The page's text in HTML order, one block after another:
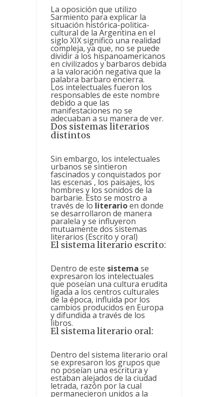
La oposición que utilizo
Sarmiento para explicar la
situación histórica-politica-
cultural de la Argentina en el
siglo XIX significo una realidad
compleja, ya que, no se puede
dividir a los hispanoamericanos
en civilizados y barbaros debida
a la valoración negativa que la
palabra barbaro encierra.
Los intelectuales fueron los
responsables de este nombre
debido a que las
manifestaciones no se
adecuaban a su manera de ver.
Dos sistemas literarios
distintos
Sin embargo, los intelectuales
urbanos se sintieron
fascinados y conquistados por
las escenas , los paisajes, los
hombres y los sonidos de la
barbarie. Esto se mostro a
través de lo literarioen donde
se desarrollaron de manera
paralela y se influyeron
mutuamente dos sistemas
literarios (Escrito y oral)
El sistema literario escrito:
Dentro de este sistema se
expresaron los intelectuales
que poseían una cultura erudita
ligada a los centros culturales
de la época, influida por los
cambios producidos en Europa
y difundida a través de los
libros.
El sistema literario oral:
Dentro del sistema literario oral
se expresaron los grupos que
no poseían una escritura y
estaban alejados de la ciudad
letrada, razón por la cual
permanecieron unidos a la